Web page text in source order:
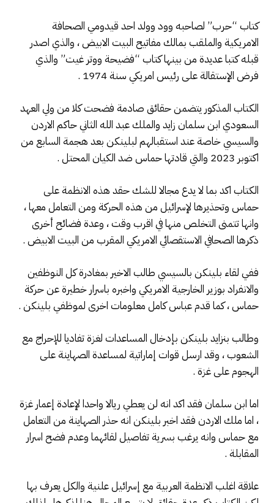
كتاب “حرب” لصاحبه وود وولد احد قيدومي الصحافة
الامريكية والملقب بمالك مفاتيح البيت الابيض ، والذي اصدر
قبله كتبا عديدة من بينها كتاب “فضيحة ووتر غيت” والذي
فرض الإستقالة على رئيس امريكي سنة 1974 .
الكتاب المذكور يتضمن حقائق صادمة فضحت كلا من ولي العهد
السعودي ابن سلمان زايد والملك عبد الله الثاني حاكم الاردن
والسيسي خاصة عند استقبالهم لبلينكن بعد هجمة السابع من
اكتوبر 2023 والتي قادتها حماس ضد الكيان المحتل .
الكتاب اكد بما لا يدع مجالا للشك حقد هذه الانظمة على
حماس وتحذيرها لإسرائيل من هذه الحركة ومن التعامل معها ،
وانها تتمنى التخلص منها في اقرب وقت ، وعدة فضائح أخرى
ذكرها الصحافي الاستقصائي الامريكي المقرب من البيت الابيض .
ففي لقاء بلينكن بالسيسي طالب الاخير بمغادرة كل النوظفين
والانفراد بوزير الخارجية الامريكي واخبره باسرار خطيرة عن حركة
حماس ، كما قدم عباس كامل معلومات اخرى لموظفي بلينكن .
وطالب بنزايد بلينكن بإدخال المساعدات لغزة تفاديا للإحراج مع
الشعوب ، وقد ارسل قوات إماراتية لمساعدة الصهاينة على
الهجوم على غزة .
اما ابن سلمان فقد اكد انه لن يعطي ريالا واحدا لإعادة إعمار غزة
، اما ملك الاردن فقد اخبر بلينكن انه حذر الصهاينة من التعامل
مع حماس وانه يرغب بسرية تفاصيل لقائهما وعدم فضح اسرار
المقابلة .
علاقة اغلب الانظمة العربية مع إسرائيل علنية والكل يعرف بها